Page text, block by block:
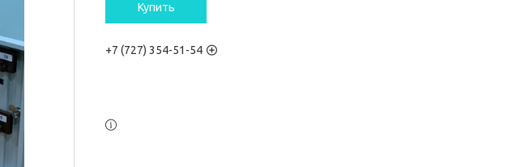
Купить
+7 (727) 354-51-54